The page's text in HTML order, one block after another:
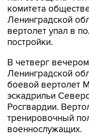
комитета
Ленинградской
вертолет упал в
постройки.
В четверг
Ленинградской
боевой вертолет
эскадрильи
Росгвардии.
тренировочный
военнослужащих.